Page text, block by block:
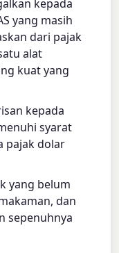
kepada
yang masih
dari pajak
alat
kuat yang
kepada
syarat
pajak dolar
yang belum
dan
sepenuhnya